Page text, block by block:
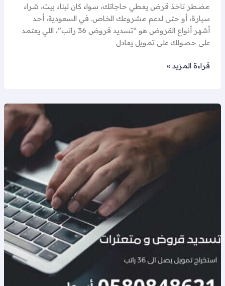
مضطر تاخذ قرض يغطي حاجاتك، سواء كان لبناء بيت، شراء
سيارة، أو حتى لدعم مشروعك الخاص. في السعودية، أحد
أشهر أنواع القروض هو “تسديد قروض 36 راتب”، اللي يعتمد
على حصولك على تمويل يعادل
قراءة المزيد »